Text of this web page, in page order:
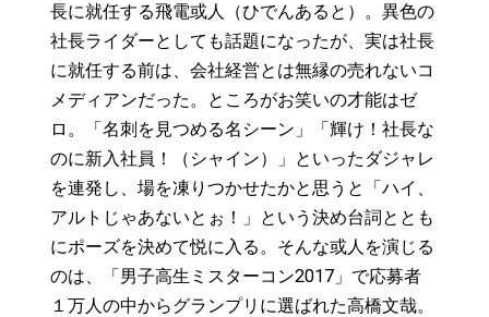
長に就任する飛電或人（ひでんあると）。異色の
社長ライダーとしても話題になったが、実は社長
に就任する前は、会社経営とは無縁の売れないコ
メディアンだった。ところがお笑いの才能はゼ
ロ。「名刺を見つめる名シーン」「輝け！社長な
のに新入社員！（シャイン）」といったダジャレ
を連発し、場を凍りつかせたかと思うと「ハイ、
アルトじゃあないとぉ！」という決め台詞ととも
にポーズを決めて悦に入る。そんな或人を演じる
のは、「男子高生ミスターコン2017」で応募者
１万人の中からグランプリに選ばれた高橋文哉。